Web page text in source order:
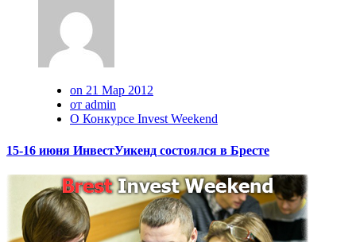
on 21 Мар 2012
от admin
О Конкурсе Invest Weekend
15-16 июня ИнвестУикенд состоялся в Бресте